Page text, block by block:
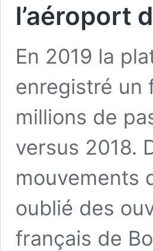
l’aéroport
En 2019 la
enregistré un
millions de
versus 2018.
mouvements
oublié des
français de